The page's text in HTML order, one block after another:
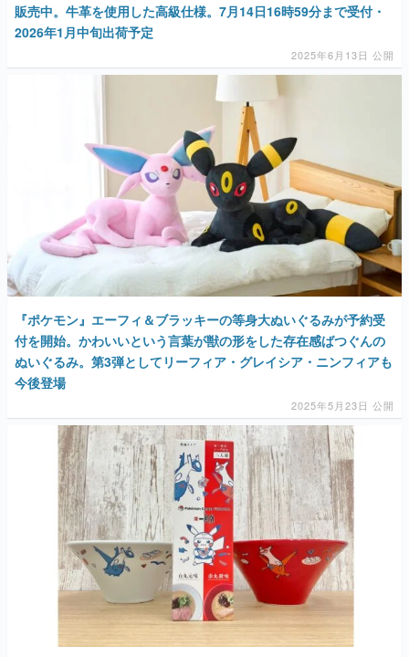
販売中。牛革を使用した高級仕様。7月14日16時59分まで受付・
2026年1月中旬出荷予定
2025年6月13日 公開
『ポケモン』エーフィ＆ブラッキーの等身大ぬいぐるみが予約受
付を開始。かわいいという言葉が獣の形をした存在感ばつぐんの
ぬいぐるみ。第3弾としてリーフィア・グレイシア・ニンフィアも
今後登場
2025年5月23日 公開